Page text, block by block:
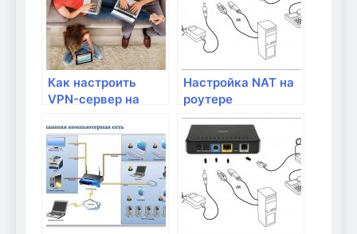
Как настроить
VPN-сервер на
удаленного
доступа?
Настройка NAT на
роутере